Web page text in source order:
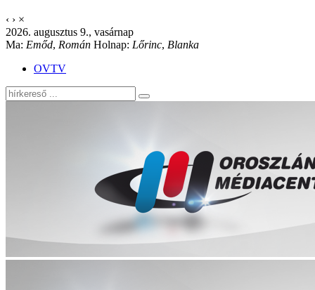
‹ › ×
2026. augusztus 9., vasárnap
Ma: Emőd, Román Holnap: Lőrinc, Blanka
OVTV